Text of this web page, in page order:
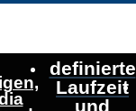
definierte
Laufzeit
und